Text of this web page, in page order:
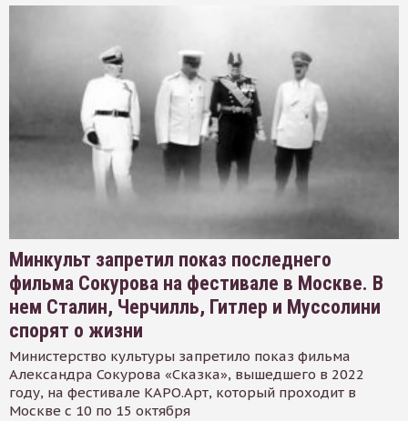
Минкульт запретил показ последнего
фильма Сокурова на фестивале в Москве. В
нем Сталин, Черчилль, Гитлер и Муссолини
спорят о жизни
Министерство культуры запретило показ фильма
Александра Сокурова «Сказка», вышедшего в 2022
году, на фестивале КАРО.Арт, который проходит в
Москве с 10 по 15 октября